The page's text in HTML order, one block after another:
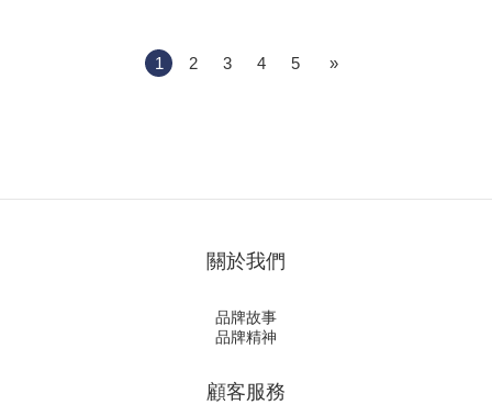
1 2 3 4 5 »
關於我們
品牌故事
品牌精神
顧客服務